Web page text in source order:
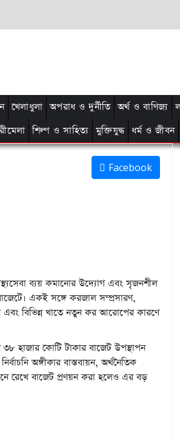
খেলাধুলা অপরাধ ও দুর্নীতি অর্থ ও বাণিজ্য
শিল্প ও সাহিত্য মুক্তিযুদ্ধ ধর্ম ও জীবন
Facebook
ব্যয় কমানোর উদ্যোগ এবং সৃজনশীল
একই সঙ্গে করজাল সম্প্রসারণ,
এবং বিভিন্ন খাতে নতুন কর আরোপের কারণে
হাজার কোটি টাকার বাজেট উপস্থাপন
অঙ্গীকার বাস্তবায়ন, অর্থনৈতিক
রেখে বাজেট প্রণয়ন করা হলেও এর বড়